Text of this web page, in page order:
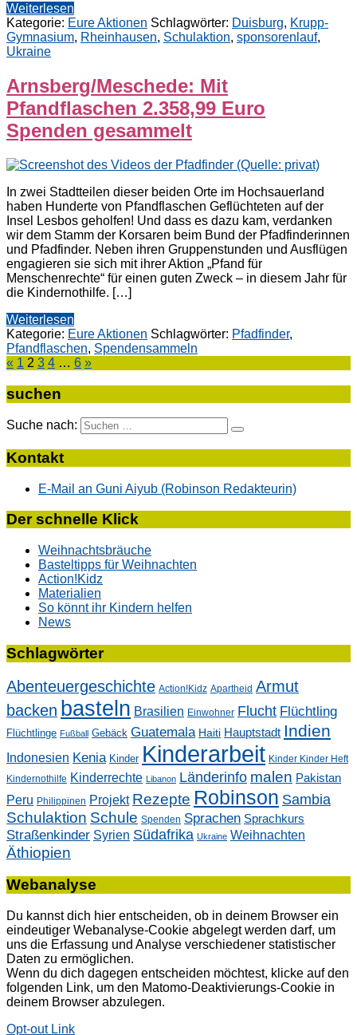
Weiterlesen
Kategorie: Eure Aktionen Schlagwörter: Duisburg, Krupp-
Gymnasium, Rheinhausen, Schulaktion, sponsorenlauf,
Ukraine
Arnsberg/Meschede: Mit
Pfandflaschen 2.358,99 Euro
Spenden gesammelt
In zwei Stadtteilen dieser beiden Orte im Hochsauerland
haben Hunderte von Pfandflaschen Geflüchteten auf der
Insel Lesbos geholfen! Und dass es dazu kam, verdanken
wir dem Stamm der Korsaren beim Bund der Pfadfinderinnen
und Pfadfinder. Neben ihren Gruppenstunden und Ausflügen
engagieren sie sich mit ihrer Aktion „Pfand für
Menschenrechte“ für einen guten Zweck – in diesem Jahr für
die Kindernothilfe. […]
Weiterlesen
Kategorie: Eure Aktionen Schlagwörter: Pfadfinder,
Pfandflaschen, Spendensammeln
« 1 2 3 4 … 6 »
suchen
Suche nach:
Kontakt
E-Mail an Guni Aiyub (Robinson Redakteurin)
Der schnelle Klick
Weihnachtsbräuche
Basteltipps für Weihnachten
Action!Kidz
Materialien
So könnt ihr Kindern helfen
News
Schlagwörter
Abenteuergeschichte Action!Kidz Apartheid Armut
backen basteln Brasilien Einwohner Flucht Flüchtling
Flüchtlinge Fußball Gebäck Guatemala Haiti Hauptstadt Indien
Indonesien Kenia Kinder Kinderarbeit Kinder Kinder Heft
Kindernothilfe Kinderrechte Libanon Länderinfo malen Pakistan
Peru Philippinen Projekt Rezepte Robinson Sambia
Schulaktion Schule Spenden Sprachen Sprachkurs
Straßenkinder Syrien Südafrika Ukraine Weihnachten
Äthiopien
Webanalyse
Du kannst dich hier entscheiden, ob in deinem Browser ein
eindeutiger Webanalyse-Cookie abgelegt werden darf, um
uns die Erfassung und Analyse verschiedener statistischer
Daten zu ermöglichen.
Wenn du dich dagegen entscheiden möchtest, klicke auf den
folgenden Link, um den Matomo-Deaktivierungs-Cookie in
deinem Browser abzulegen.
Opt-out Link